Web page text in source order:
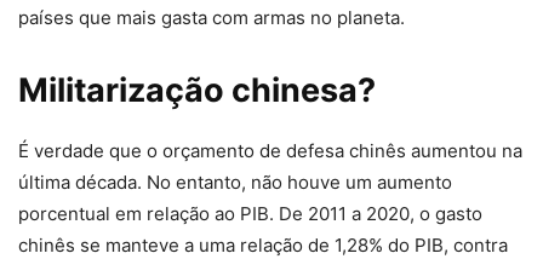
países que mais gasta com armas no planeta.
Militarização chinesa?
É verdade que o orçamento de defesa chinês aumentou na
última década. No entanto, não houve um aumento
porcentual em relação ao PIB. De 2011 a 2020, o gasto
chinês se manteve a uma relação de 1,28% do PIB, contra